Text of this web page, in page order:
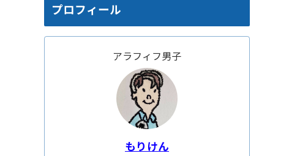
プロフィール
アラフィフ男子
もりけん